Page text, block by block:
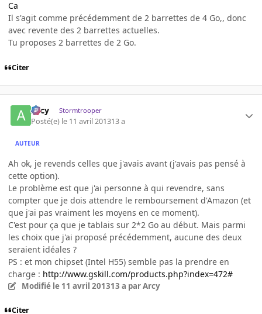
Ca
Il s'agit comme précédemment de 2 barrettes de 4 Go,, donc
avec revente des 2 barrettes actuelles.
Tu proposes 2 barrettes de 2 Go.
Citer
Arcy Stormtrooper
Posté(e) le 11 avril 201313 a
AUTEUR
Ah ok, je revends celles que j'avais avant (j'avais pas pensé à
cette option).
Le problème est que j'ai personne à qui revendre, sans
compter que je dois attendre le remboursement d'Amazon (et
que j'ai pas vraiment les moyens en ce moment).
C'est pour ça que je tablais sur 2*2 Go au début. Mais parmi
les choix que j'ai proposé précédemment, aucune des deux
seraient idéales ?
PS : et mon chipset (Intel H55) semble pas la prendre en
charge : http://www.gskill.com/products.php?index=472#
Modifié le 11 avril 201313 a par Arcy
Citer